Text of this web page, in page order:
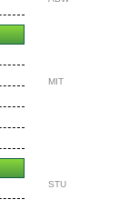
MIT
STU